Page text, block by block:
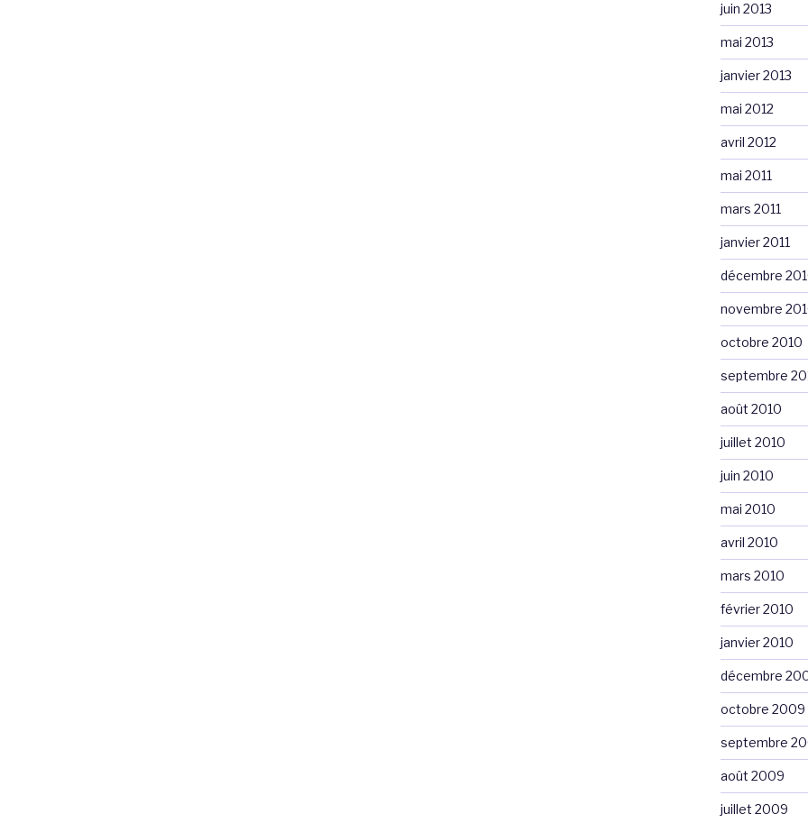
juin 2013
mai 2013
janvier 2013
mai 2012
avril 2012
mai 2011
mars 2011
janvier 2011
décembre
novembre
octobre 2010
septembre
août 2010
juillet 2010
juin 2010
mai 2010
avril 2010
mars 2010
février 2010
janvier 2010
décembre
octobre 2009
septembre
août 2009
juillet 2009